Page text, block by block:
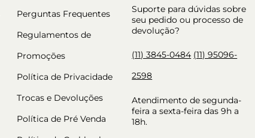
Perguntas Frequentes
Regulamentos de
Promoções
Política de Privacidade
Trocas e Devoluções
Política de Pré Venda
Suporte para dúvidas sobre
seu pedido ou processo de
devolução?
(11) 3845-0484 (11) 95096-
2598
Atendimento de segunda-
feira a sexta-feira das 9h a
18h.